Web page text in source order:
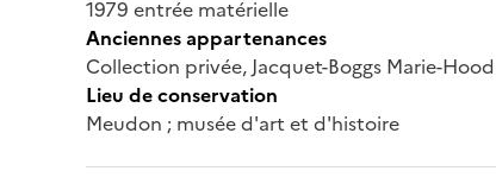
1979 entrée matérielle
Anciennes appartenances
Collection privée, Jacquet-Boggs Marie-Hood
Lieu de conservation
Meudon ; musée d'art et d'histoire